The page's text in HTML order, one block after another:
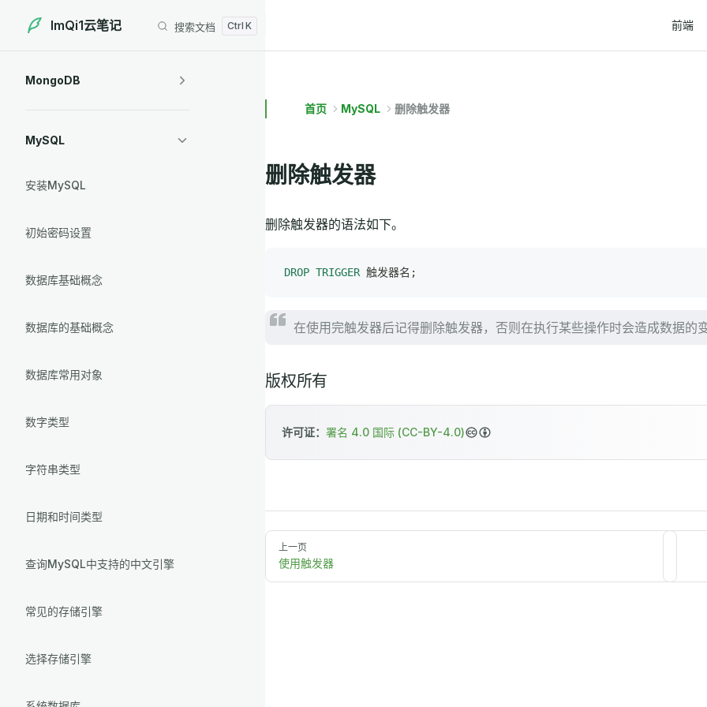
Skip to content
ImQi1云笔记 搜索文档 前端
MongoDB
MySQL
安装MySQL
初始密码设置
数据库基础概念
数据库的基础概念
数据库常用对象
数字类型
字符串类型
日期和时间类型
查询MySQL中支持的中文引擎
常见的存储引擎
选择存储引擎
首页 MySQL 删除触发器
删除触发器
删除触发器的语法如下。
DROP TRIGGER 触发器名;
在使用完触发器后记得删除触发器，否则在执行某些操作时会造成数据的变
版权所有
许可证： 署名 4.0 国际 (CC-BY-4.0)
上一页
使用触发器